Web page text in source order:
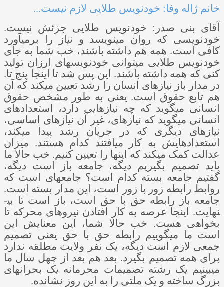
خانم ژاله وفا: خودنویس طلایی لازم نیست...
آقای بنی ­صدر: خودنویس طلایی جزئش نیست.
خودنویسی که روان می­نویسد و نیاز را برمی­آورد
کافی است. همه هم داشته باشند، خب شما به جای
خودنویس طلایی می­توانی خودنویس­های ارزان تولید
کنی که همه داشته باشند. این پس شد تا اینجا پنج تا.
در مدار باز نیازهای انسان را رشد تعیین می­کند که آن
هم تابع حقوق است. یعنی به طور مشخص حقوق
انسانی می­گوید که چه نیازهایی دارد، استعدادهای
انسانی می­گوید که نیازهای، غیر آن نیازهای اساسی،
نیازهای دیگری که در جریان رشد پیدا می­کند،
استعدادهایش به کار می­افتند کدام هستند. میزان
عدالت کمک می­کند که اینها را تعیین کنیم. خب حالا ما
باید تصمیم بگیریم دیگه، جامعه باز است دیگه،
گفتیم جامعه بسته کدام است؟ جامعه­ای است که
روابط­ رابطه زور با زور است، این مدار بسته است.
جامعه باز رابطه حق با حق است، باز است تا بی­
نهایت. اینجا عرصه به کار افتادن نیروهای محرکه تا
بخواهی هست. خب حالا شما، این معنایش این
است ما می­گوییم رابطه حق با حق یعنی تصمیم
جمعی لازم است دیگه، یک نفر ولایت مطلقه ندارد
برای همه تصمیم بگیرد. بعد هم بعد از چهل سال ما
می­بینیم یک رشته تصمیمات محرمانه یک بحران­های
بزرگ ساخته و یک ملتی را به این روز نشانده.